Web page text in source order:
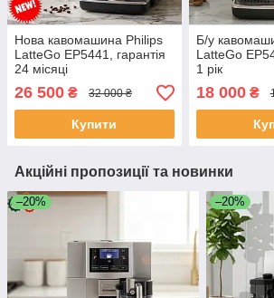
Нова кавомашина Philips
LatteGo EP5441, гарантія
24 місяці
26 500 ₴ 32 000 ₴
Купити
Б/у
LatteGo
1 рік
18 000₴
Акційні пропозиції та новинки
–20% –20%